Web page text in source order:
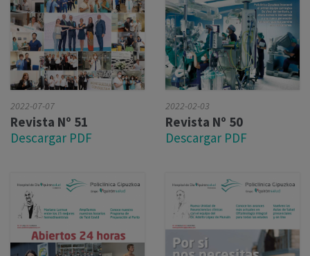
2022-07-07
Revista Nº 51
Descargar PDF
2022-02-03
Revista Nº 50
Descargar PDF